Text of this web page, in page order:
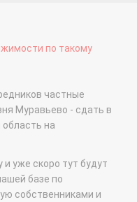
по такому
частные
Муравьево - сдать в
на
уже скоро тут будут
базе по
собственниками и